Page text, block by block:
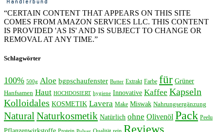
“CERTAIN CONTENT THAT APPEARS ON THIS SITE
COMES FROM AMAZON SERVICES LLC. THIS CONTENT
IS PROVIDED 'AS IS' AND IS SUBJECT TO CHANGE OR
REMOVAL AT ANY TIME.”
Schlagwörter
100% 500g Aloe bgpschaufenster Butter Extrakt Farbe für Grüner
Hanfsamen Haut HOCHDOSIERT hygiene Innovative Kaffee Kapseln
Kolloidales KOSMETIK Lavera Make Miswak Nahrungsergänzung
Natural Naturkosmetik Natürlich ohne Olivenöl Pack Peelu
Pflanzenwirkstoffe Reviews